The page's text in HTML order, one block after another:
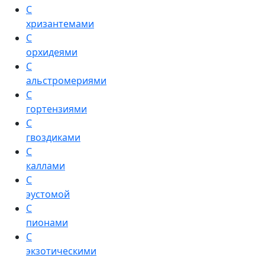
С
хризантемами
С
орхидеями
С
альстромериями
С
гортензиями
С
гвоздиками
С
каллами
С
эустомой
С
пионами
С
экзотическими